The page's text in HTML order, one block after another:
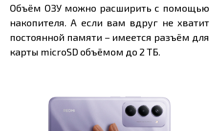
Объём ОЗУ можно расширить с помощью
накопителя. А если вам вдруг не хватит
постоянной памяти – имеется разъём для
карты microSD объёмом до 2 ТБ.